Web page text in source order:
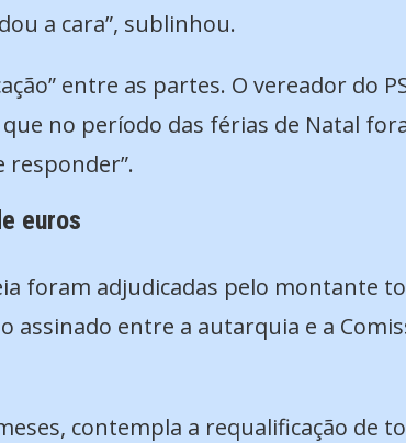
a cara”, sublinhou.
entre as partes. O vereador do
no período das férias de Natal
responder”.
euros
foram adjudicadas pelo montante
entre a autarquia e a
contempla a requalificação de